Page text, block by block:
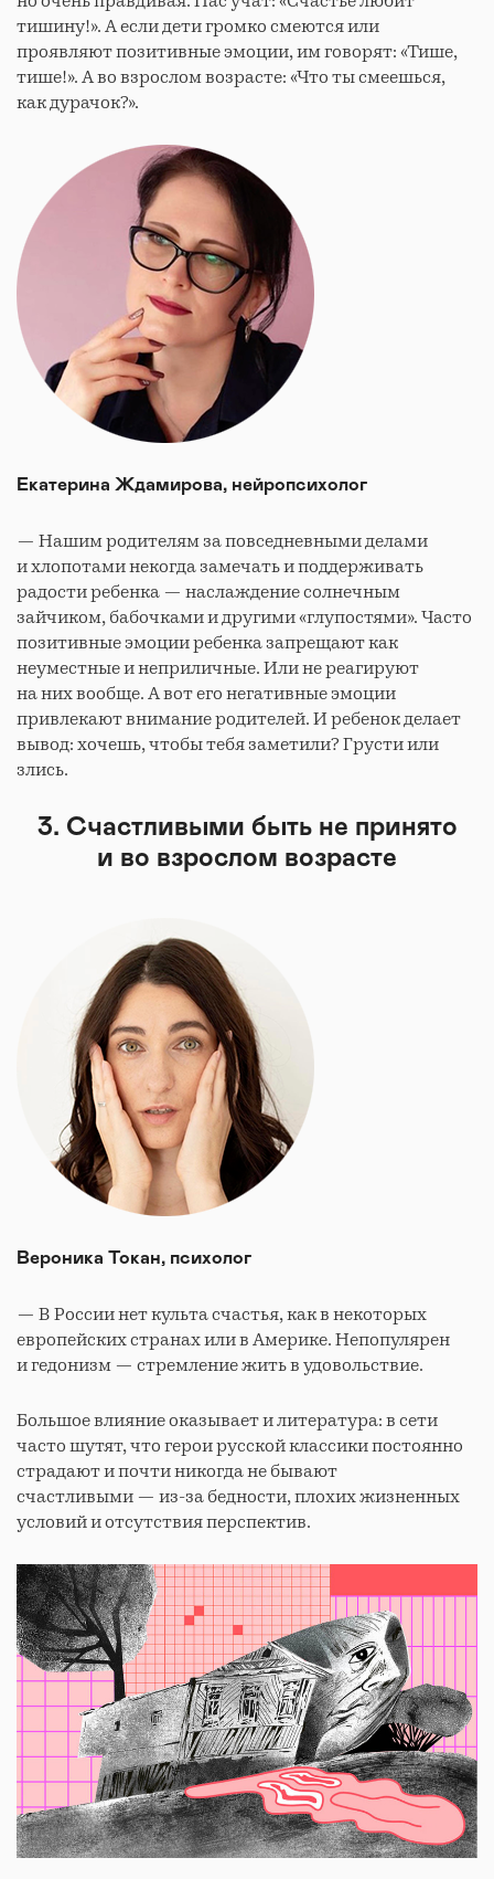
тишину!». А если дети громко смеются или
проявляют позитивные эмоции, им говорят: «Тише,
тише!». А во взрослом возрасте: «Что ты смеешься,
как дурачок?».
Екатерина Ждамирова, нейропсихолог
— Нашим родителям за повседневными делами
и хлопотами некогда замечать и поддерживать
радости ребенка — наслаждение солнечным
зайчиком, бабочками и другими «глупостями». Часто
позитивные эмоции ребенка запрещают как
неуместные и неприличные. Или не реагируют
на них вообще. А вот его негативные эмоции
привлекают внимание родителей. И ребенок делает
вывод: хочешь, чтобы тебя заметили? Грусти или
злись.
3. Счастливыми быть не принято
и во взрослом возрасте
Вероника Токан, психолог
— В России нет культа счастья, как в некоторых
европейских странах или в Америке. Непопулярен
и гедонизм — стремление жить в удовольствие.
Большое влияние оказывает и литература: в сети
часто шутят, что герои русской классики постоянно
страдают и почти никогда не бывают
счастливыми — из-за бедности, плохих жизненных
условий и отсутствия перспектив.